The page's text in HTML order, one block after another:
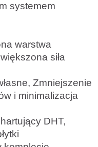
systemem
warstwa
siła
Zmniejszenie
i minimalizacja
DHT,